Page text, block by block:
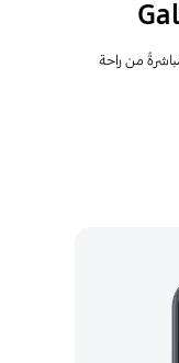
من راحة